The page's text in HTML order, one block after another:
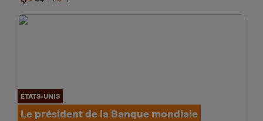
ÉTATS-UNIS
Le président de la Banque mondiale